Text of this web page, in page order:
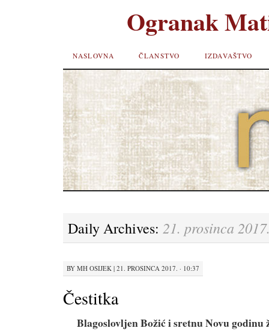
Ogranak
SKIP TO
CONTENT
NASLOVNA ČLANSTVO IZDAVAŠTVO
Daily Archives: 21. prosinca
BY MH OSIJEK | 21. PROSINCA 2017. · 10:37
Čestitka
Blagoslovljen Božić i sretnu Novu godinu